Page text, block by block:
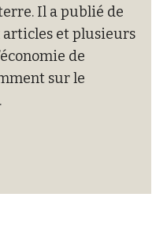
Il a publié de
et plusieurs
de
sur le